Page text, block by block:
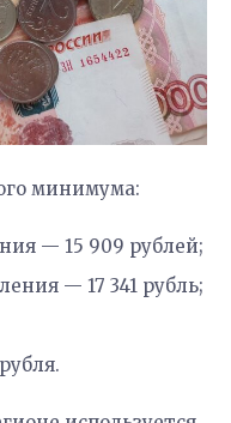
минимума:
— 15 909 рублей;
— 17 341 рубль;